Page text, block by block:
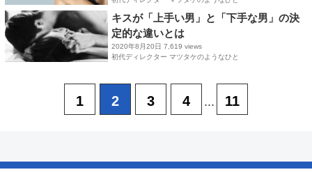
キスが「上手い男」と「下手な男」の決
定的な違いとは
2020年8月20日 7,619 views
初代ディレクター マツタケのようなひと
1 2 3 4 ... 11